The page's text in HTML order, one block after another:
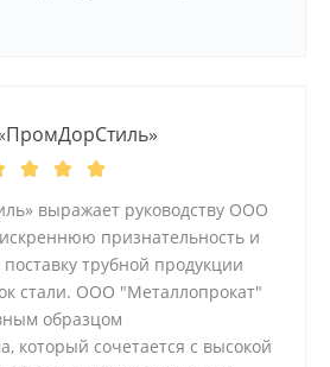
выражает руководству ООО
признательность и
трубной продукции
стали. ООО "Металлопрокат"
образцом
который сочетается с высокой